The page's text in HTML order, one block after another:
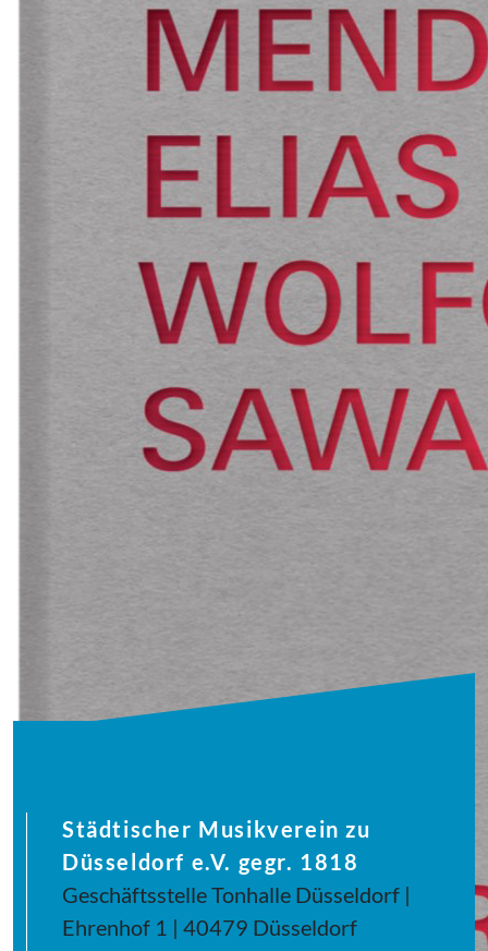
Städtischer Musikverein zu
Düsseldorf e.V. gegr. 1818
Geschäftsstelle Tonhalle Düsseldorf |
Ehrenhof 1 | 40479 Düsseldorf